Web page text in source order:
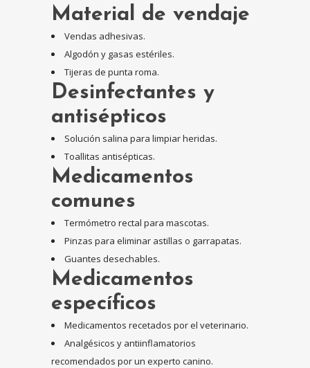
Material de vendaje
Vendas adhesivas.
Algodón y gasas estériles.
Tijeras de punta roma.
Desinfectantes y
antisépticos
Solución salina para limpiar heridas.
Toallitas antisépticas.
Medicamentos
comunes
Termómetro rectal para mascotas.
Pinzas para eliminar astillas o garrapatas.
Guantes desechables.
Medicamentos
específicos
Medicamentos recetados por el veterinario.
Analgésicos y antiinflamatorios
recomendados por un experto canino.